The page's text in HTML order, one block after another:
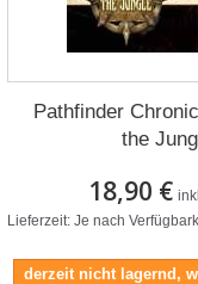
Pathfinder
the
18,90 €
Lieferzeit: Je nach
derzeit nicht lagernd,